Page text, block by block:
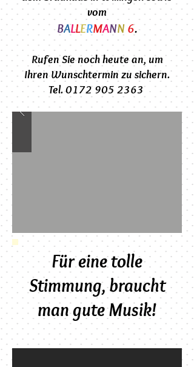
vom
BALLERMANN 6.
Rufen Sie noch heute an, um
Ihren Wunschtermin zu sichern.
Tel. 0172 905 2363
Für eine tolle
Stimmung, braucht
man gute Musik!